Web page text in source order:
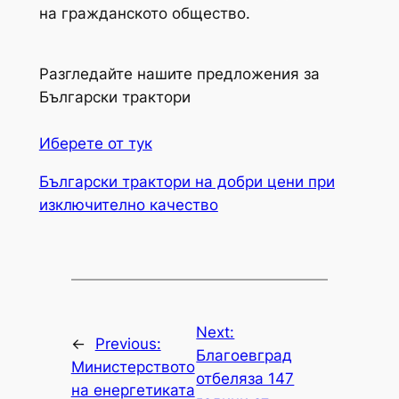
на гражданското общество.
Разгледайте нашите предложения за
Български трактори
Иберете от тук
Български трактори на добри цени при
изключително качество
←
Previous:
Министерството
на енергетиката
Next:
Благоевград
отбеляза 147